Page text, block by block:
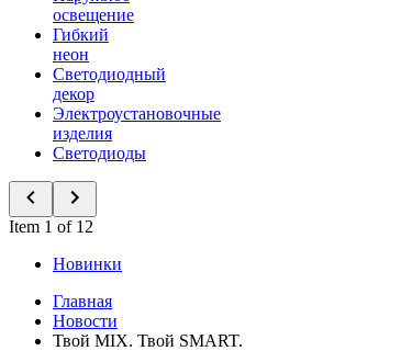
освещение
Гибкий
неон
Светодиодный
декор
Электроустановочные
изделия
Светодиоды
Item 1 of 12
Новинки
Главная
Новости
Твой MIX. Твой SMART.